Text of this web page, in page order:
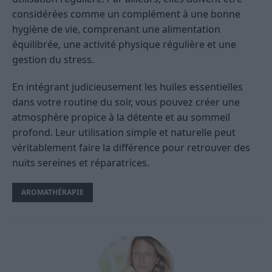
considérées comme un complément à une bonne
hygiène de vie, comprenant une alimentation
équilibrée, une activité physique régulière et une
gestion du stress.
En intégrant judicieusement les huiles essentielles
dans votre routine du soir, vous pouvez créer une
atmosphère propice à la détente et au sommeil
profond. Leur utilisation simple et naturelle peut
véritablement faire la différence pour retrouver des
nuits sereines et réparatrices.
AROMATHÉRAPIE